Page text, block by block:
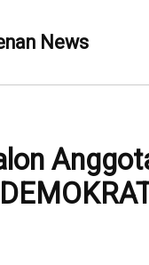
News